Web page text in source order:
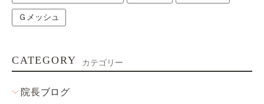
Ｇメッシュ
CATEGORY カテゴリー
院長ブログ